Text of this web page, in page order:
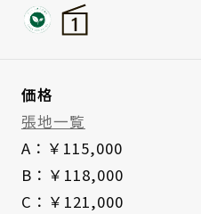
価格
張地一覧
A：￥115,000
B：￥118,000
C：￥121,000